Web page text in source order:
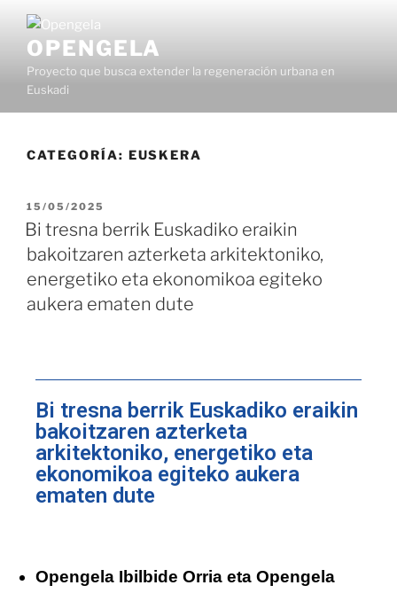
OPENGELA
Proyecto que busca extender la regeneración urbana en
Euskadi
CATEGORÍA: EUSKERA
15/05/2025
Bi tresna berrik Euskadiko eraikin
bakoitzaren azterketa arkitektoniko,
energetiko eta ekonomikoa egiteko
aukera ematen dute
Bi tresna berrik Euskadiko eraikin
bakoitzaren azterketa
arkitektoniko, energetiko eta
ekonomikoa egiteko aukera
ematen dute
Opengela Ibilbide Orria eta Opengela